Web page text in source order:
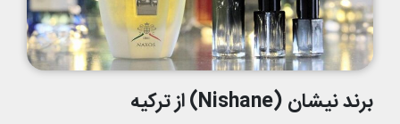
برند نیشان (Nishane) از ترکیه